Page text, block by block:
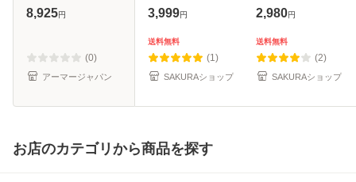
V
8,925円
(0)
アーマージャパン
ELECTRO-
料 セキュリティー
9V アルカリ電池
別売り セキュリテ
3,999円
送料無料
(1)
SAKURAショップ
65,000V 6万5千ボ
ュリティー 9Vアル
カリ電池 別売り
2,980円
送料無料
(2)
SAKURAショップ
お店のカテゴリから商品を探す